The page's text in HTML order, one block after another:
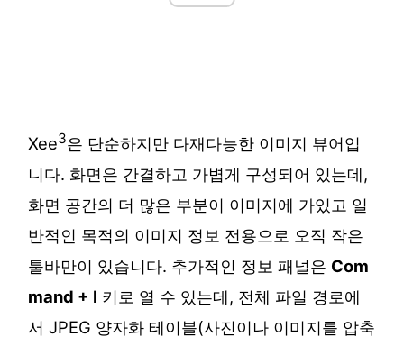
Xee3은 단순하지만 다재다능한 이미지 뷰어입
니다. 화면은 간결하고 가볍게 구성되어 있는데,
화면 공간의 더 많은 부분이 이미지에 가있고 일
반적인 목적의 이미지 정보 전용으로 오직 작은
툴바만이 있습니다. 추가적인 정보 패널은 Com
mand + I 키로 열 수 있는데, 전체 파일 경로에
서 JPEG 양자화 테이블(사진이나 이미지를 압축